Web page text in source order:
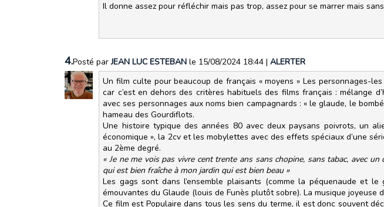
Il donne assez pour réfléchir mais pas trop, assez pour se marrer mais
4.Posté parJEAN LUC ESTEBAN le 15/08/2024 18:44 | ALERTER
Un film culte pour beaucoup de français « moyens » Les personnages-
car c’est en dehors des critères habituels des films français : mélange
avec ses personnages aux noms bien campagnards : « le glaude, le
hameau des Gourdiflots.
Une histoire typique des années 80 avec deux paysans poivrots, un
économique », la 2cv et les mobylettes avec des effets spéciaux d’une
au 2ème degré.
« Je ne me vois pas vivre cent trente ans sans chopine, sans tabac, avec
qui est bien fraîche à mon jardin qui est bien beau »
Les gags sont dans l’ensemble plaisants (comme la péquenaude et
émouvantes du Glaude (louis de Funès plutôt sobre). La musique
Ce film est Populaire dans tous les sens du terme, il est donc souvent